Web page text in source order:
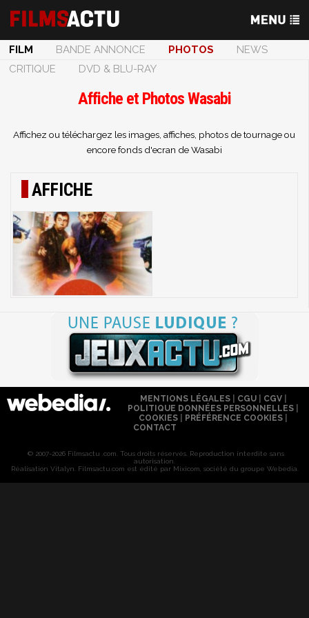
FILM BANDE ANNONCE PHOTOS
NEWS
CRITIQUE
DVD & BLU-RAY
Affiche et Photos Wasabi
Affichez ou téléchargez les images, affiches, photos de tournage ou
encore fonds d'ecran de Wasabi
AFFICHE
MENTIONS LÉGALES| CGU| CGV|
POLITIQUE DONNÉES PERSONNELLES
COOKIES
PRÉFÉRENCE COOKIES
CONTACT
© 2007-2026 Filmsactu .com. Tous droits réservés. Reproduction interdite sans
autorisation.
Réalisation Vitalyn . Filmsactu .com est édité par Mixicom, société du groupe Webedia.